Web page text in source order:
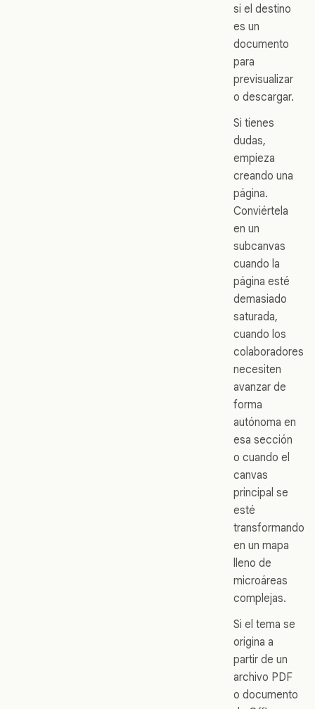
si el destino
es un
documento
para
previsualizar
o descargar.
Si tienes
dudas,
empieza
creando una
página.
Conviértela
en un
subcanvas
cuando la
página esté
demasiado
saturada,
cuando los
colaboradores
necesiten
avanzar de
forma
autónoma en
esa sección
o cuando el
canvas
principal se
esté
transformando
en un mapa
lleno de
microáreas
complejas.
Si el tema se
origina a
partir de un
archivo PDF
o documento